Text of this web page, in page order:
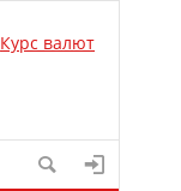
Курс валют